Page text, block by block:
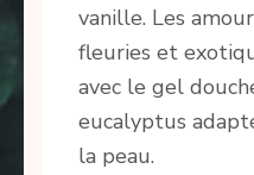
vanille. Les
fleuries et
avec le gel
eucalyptus
la peau.